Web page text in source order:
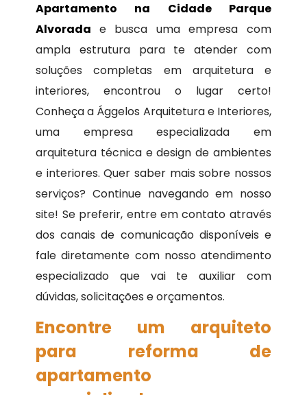
Apartamento na Cidade Parque
Alvorada e busca uma empresa com
ampla estrutura para te atender com
soluções completas em arquitetura e
interiores, encontrou o lugar certo!
Conheça a Ággelos Arquitetura e Interiores,
uma empresa especializada em
arquitetura técnica e design de ambientes
e interiores. Quer saber mais sobre nossos
serviços? Continue navegando em nosso
site! Se preferir, entre em contato através
dos canais de comunicação disponíveis e
fale diretamente com nosso atendimento
especializado que vai te auxiliar com
dúvidas, solicitações e orçamentos.
Encontre um arquiteto
para reforma de
apartamento